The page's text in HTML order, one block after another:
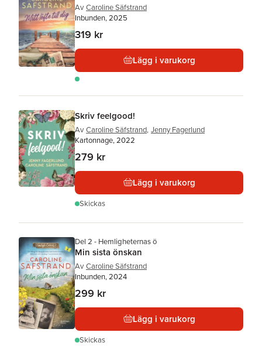
Av Caroline Säfstrand
Inbunden, 2025
319 kr
Lägg i varukorg
Skriv feelgood!
Av Caroline Säfstrand, Jenny Fagerlund
Kartonnage, 2022
279 kr
Lägg i varukorg
Skickas
Del 2 - Hemligheternas ö
Min sista önskan
Av Caroline Säfstrand
Inbunden, 2024
299 kr
Lägg i varukorg
Skickas